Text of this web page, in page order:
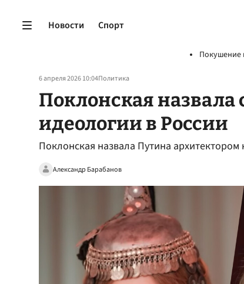
Новости Спорт
Покушение
6 апреля 2026 10:04Политика
Поклонская назвала
идеологии в России
Поклонская назвала Путина
Александр Барабанов